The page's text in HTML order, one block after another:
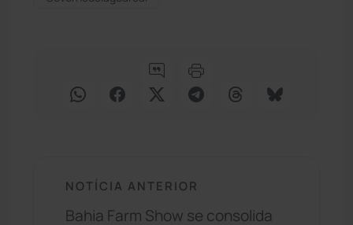
NOTÍCIA ANTERIOR
Bahia Farm Show se consolida